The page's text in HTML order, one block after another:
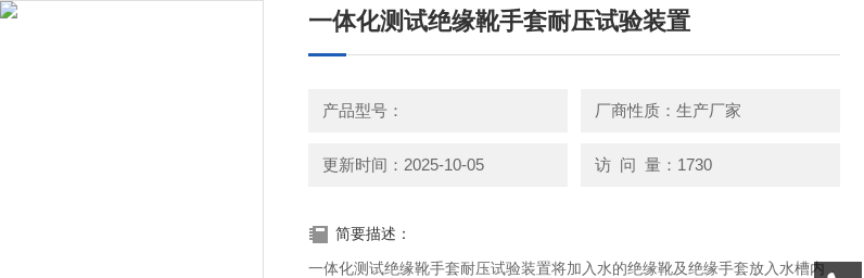
一体化测试绝缘靴手套耐压试验装置
产品型号： 厂商性质：生产厂家
更新时间：2025-10-05 访 问 量：1730
简要描述：
一体化测试绝缘靴手套耐压试验装置将加入水的绝缘靴及绝缘手套放入水槽内，